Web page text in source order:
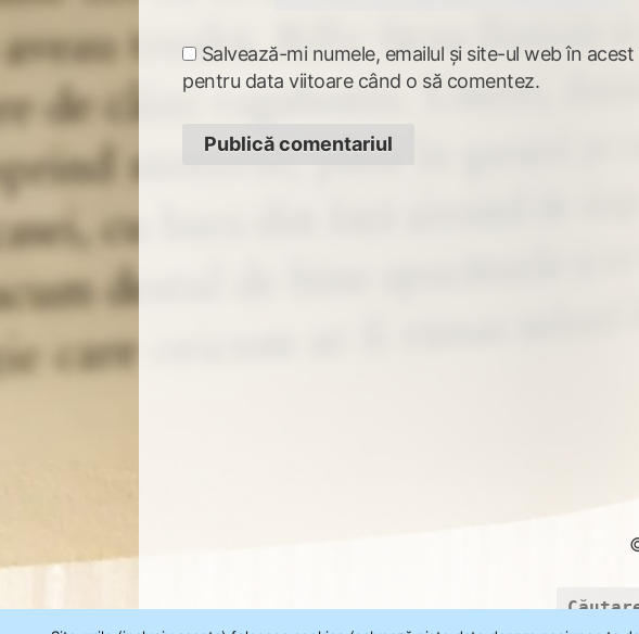
Salvează-mi numele, emailul și site-ul web în
pentru data viitoare când o să comentez.
Caută